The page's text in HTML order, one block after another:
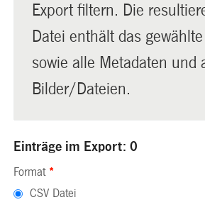
Export filtern. Die
Datei enthält das
sowie alle Metadaten und
Bilder/Dateien.
Einträge im Export: 0
Format *
CSV Datei